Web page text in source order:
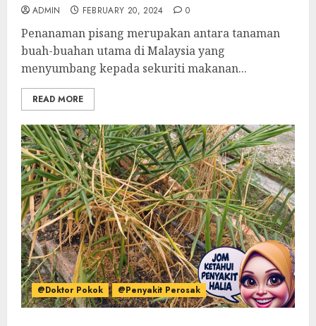
ADMIN FEBRUARY 20, 2024 0
Penanaman pisang merupakan antara tanaman
buah-buahan utama di Malaysia yang
menyumbang kepada sekuriti makanan...
READ MORE
@Doktor Pokok @Penyakit Perosak